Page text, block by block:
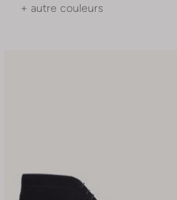
+ autre couleurs